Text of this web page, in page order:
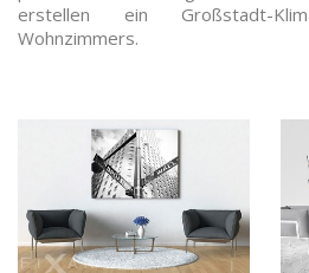
erstellen ein Großstadt-
Wohnzimmers.